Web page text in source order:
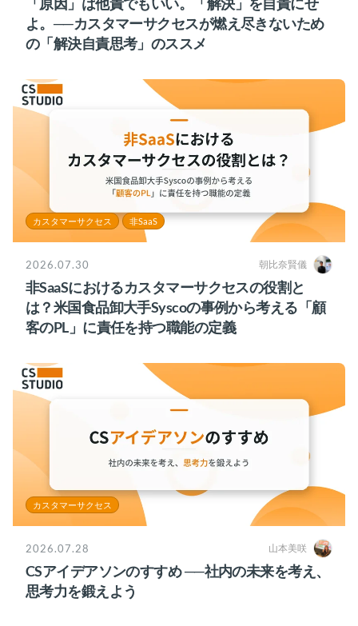
よ。──カスタマーサクセスが燃え尽きないため
の「解決自責思考」のススメ
カスタマーサクセス 非SaaS
2026.07.30 朝比奈賢儀
非SaaSにおけるカスタマーサクセスの役割と
は？米国食品卸大手Syscoの事例から考える「顧
客のPL」に責任を持つ職能の定義
カスタマーサクセス
2026.07.28 山本美咲
CSアイデアソンのすすめ ──社内の未来を考え、
思考力を鍛えよう